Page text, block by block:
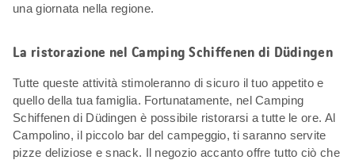
una giornata nella regione.
La ristorazione nel Camping Schiffenen di Düdingen
Tutte queste attività stimoleranno di sicuro il tuo appetito e
quello della tua famiglia. Fortunatamente, nel Camping
Schiffenen di Düdingen è possibile ristorarsi a tutte le ore. Al
Campolino, il piccolo bar del campeggio, ti saranno servite
pizze deliziose e snack. Il negozio accanto offre tutto ciò che